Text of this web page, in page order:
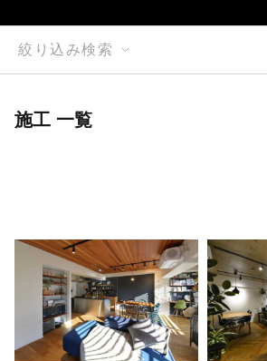
絞り込み検索
施工 一覧